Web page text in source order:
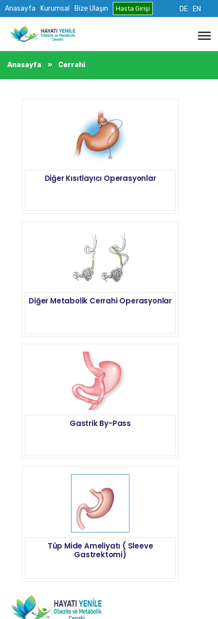
Anasayfa Kurumsal Bize Ulaşın Hasta Girişi DE EN
Anasayfa » Cerrahi
Diğer Kısıtlayıcı Operasyonlar
Diğer Metabolik Cerrahi Operasyonlar
Gastrik By-Pass
Tüp Mide Ameliyatı ( Sleeve
Gastrektomi)